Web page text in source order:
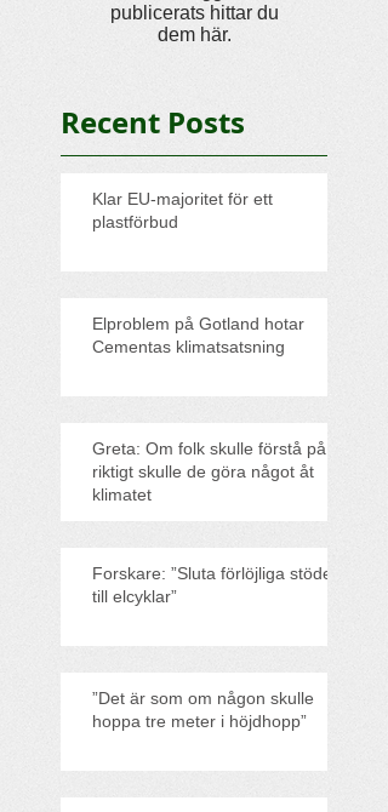
Recent Posts
publicerats hittar du
dem här.
Klar EU-majoritet för ett
plastförbud
Elproblem på Gotland hotar
Cementas klimatsatsning
Greta: Om folk skulle förstå på
riktigt skulle de göra något åt
klimatet
Forskare: ”Sluta förlöjliga stödet
till elcyklar”
”Det är som om någon skulle
hoppa tre meter i höjdhopp”